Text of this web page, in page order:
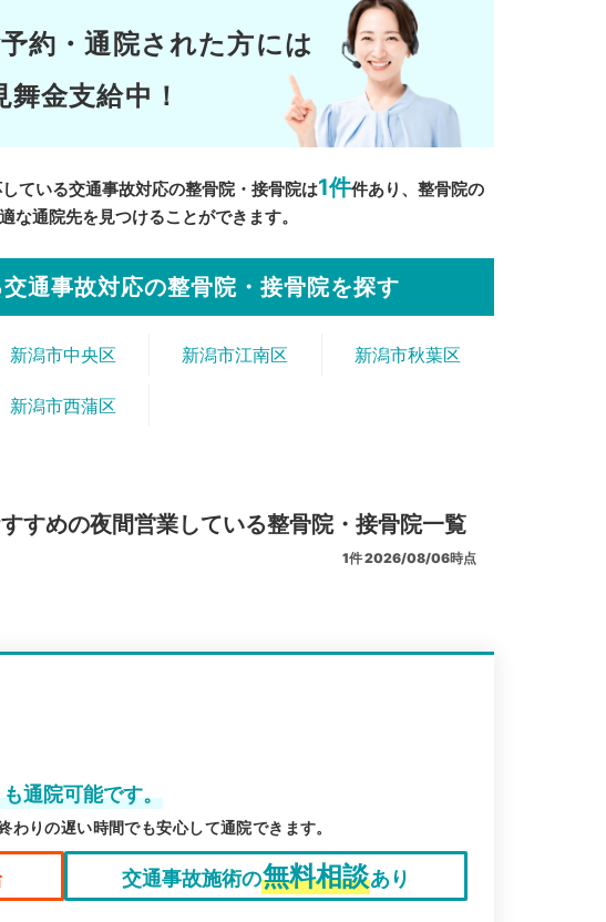
約・通院された方には
舞金支給中！
ている交通事故対応の整骨院・接骨院は1件件あり、整骨院の
通院先を見つけることができます。
通事故対応の整骨院・接骨院を探す
新潟市中央区 新潟市江南区 新潟市秋葉区
新潟市西蒲区
すめの夜間営業している整骨院・接骨院一覧
1件2026/08/06時点
通院可能です。
りの遅い時間でも安心して通院できます。
交通事故施術の無料相談あり